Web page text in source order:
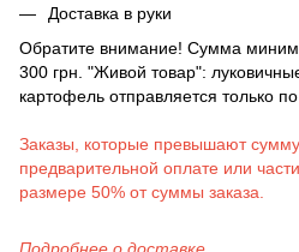
Доставка в руки
Обратите внимание! Сумма
300 грн. "Живой товар":
картофель отправляется только
Заказы, которые превышают
предварительной оплате или
размере 50% от суммы заказа.
Подробнее о доставке